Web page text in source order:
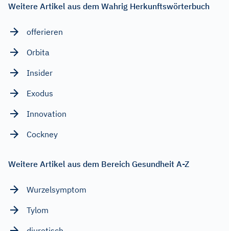
Weitere Artikel aus dem Wahrig Herkunftswörterbuch
offerieren
Orbita
Insider
Exodus
Innovation
Cockney
Weitere Artikel aus dem Bereich Gesundheit A-Z
Wurzelsymptom
Tylom